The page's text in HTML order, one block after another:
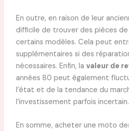
En outre, en raison de leur
difficile de trouver des pièces
certains modèles. Cela peut
supplémentaires si des
nécessaires. Enfin, la valeur de
années 80 peut également
l’état et de la tendance du
l’investissement parfois incertain.
En somme, acheter une moto